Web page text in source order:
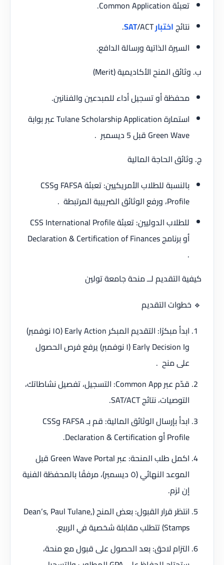
تعبئة Common Application.
نتائجاختبار SAT/ACT.
السيرة الذاتية ورسالة الدافع.
ب. وثائق المنح الأكاديمية (Merit)
محفظة أو تسجيل أداء للمبدعين والفنانين.
استمارة Tulane Scholarship Application عبر بوابة
Green Wave قبل 5 ديسمبر .
ج. وثائق الحاجة المالية
بالنسبة للطلاب الأمريكيين: تعبئة FAFSA وCSS
Profile، ورفع الوثائق الضريبية المرتبطة .
للطلاب الدوليين: تعبئة CSS International Profile
.
كيفية التقديم لــ منحة جامعة تولين
🔹 خطوات التقديم
ابدأ مبكرًا: التقديم المبكر Early Action (١٥ نوفمبر)
وEarly Decision I (١ نوفمبر) يرفع فرص الحصول
على منح .
قدّم عبر Common App: التسجيل، تفصيل نشاطاتك،
التوصيات، نتائج SAT/ACT.
ابدأ بإرسال الوثائق المالية: قم بـ FAFSA وCSS
Profile أو Declaration & Certification.
اكمل طلب المنحة: عبر Green Wave Portal قبل
الموعد النهائي (٥ ديسمبر)، مرفقًا بالمحفظة الفنية
إن لزم.
انتظر قرار القبول: بعض المنح (Dean’s, Paul Tulane,
Stamps) تتطلب مقابلة شخصية في الربيع.
التزام لاحق: بعد الحصول على قبول مع منحة،